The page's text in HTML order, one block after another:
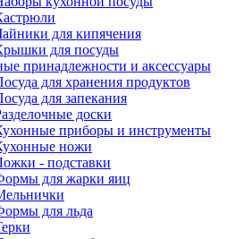
для кипячения
для посуды
принадлежности и аксессуары
для хранения продуктов
для запекания
доски
приборы и инструменты
ножи
- подставки
для жарки яиц
для льда